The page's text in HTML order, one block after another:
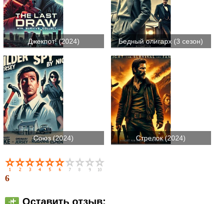
Джекпот! (2024) Бедный олигарх (3 сезон)
Союз (2024) Стрелок (2024)
6
Оставить отзыв: